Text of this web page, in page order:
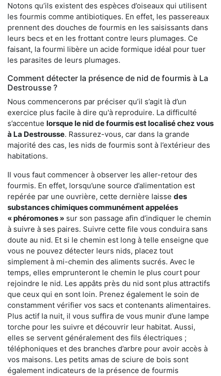
Notons qu’ils existent des espèces d’oiseaux qui utilisent
les fourmis comme antibiotiques. En effet, les passereaux
prennent des douches de fourmis en les saisissants dans
leurs becs et en les frottant contre leurs plumages. Ce
faisant, la fourmi libère un acide formique idéal pour tuer
les parasites de leurs plumages.
Comment détecter la présence de nid de fourmis à La
Destrousse ?
Nous commencerons par préciser qu’il s’agit là d’un
exercice plus facile à dire qu'à reproduire. La difficulté
s’accentue lorsque le nid de fourmis est localisé chez vous
à La Destrousse. Rassurez-vous, car dans la grande
majorité des cas, les nids de fourmis sont à l’extérieur des
habitations.
Il vous faut commencer à observer les aller-retour des
fourmis. En effet, lorsqu’une source d’alimentation est
repérée par une ouvrière, cette dernière laisse des
substances chimiques communément appelées
« phéromones » sur son passage afin d’indiquer le chemin
à suivre à ses paires. Suivre cette file vous conduira sans
doute au nid. Et si le chemin est long à telle enseigne que
vous ne pouvez détecter leurs nids, placez tout
simplement à mi-chemin des aliments sucrés. Avec le
temps, elles emprunteront le chemin le plus court pour
rejoindre le nid. Les appâts près du nid sont plus attractifs
que ceux qui en sont loin. Prenez également le soin de
constamment vérifier vos sacs et contenants alimentaires.
Plus actif la nuit, il vous suffira de vous munir d’une lampe
torche pour les suivre et découvrir leur habitat. Aussi,
elles se servent généralement des fils électriques ;
téléphoniques et des branches d’arbre pour avoir accès à
vos maisons. Les petits amas de sciure de bois sont
également indicateurs de la présence de fourmis